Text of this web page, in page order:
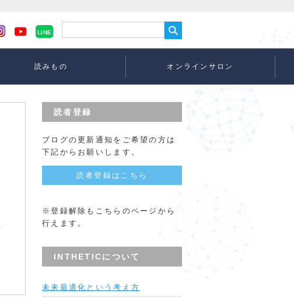
LINE
読みもの オンラインサロン
読者登録
ブログの更新通知をご希望の方は
下記からお願いします。
読者登録はこちら
※登録解除もこちらのページから
行えます。
INTHETICについて
未来最適化という考え方